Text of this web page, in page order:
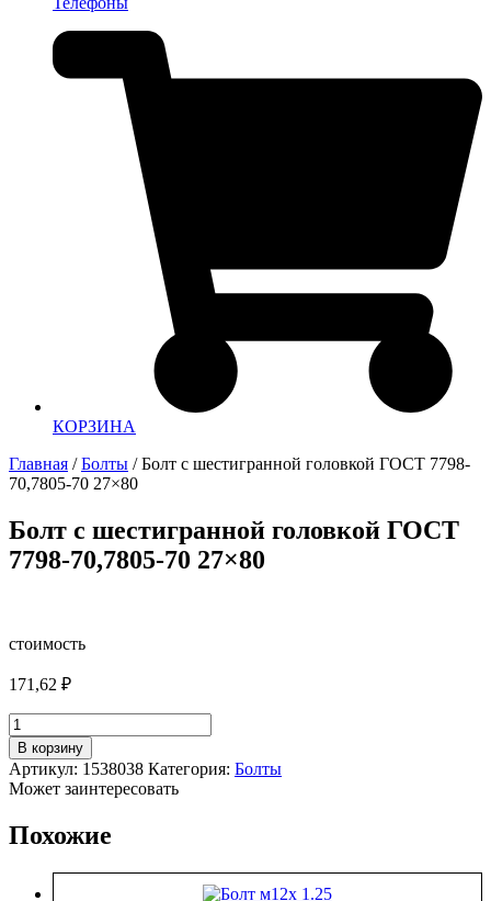
КОРЗИНА
Главная /Болты / Болт с шестигранной головкой ГОСТ 7798-
70,7805-70 27×80
Болт с шестигранной головкой ГОСТ
7798-70,7805-70 27×80
стоимость
171,62 ₽
Количество
товара
Болт
с
шестигранной
ГОСТ
70,7805-
В корзину
Артикул: 1538038 Категория: Болты
Может заинтересовать
Похожие